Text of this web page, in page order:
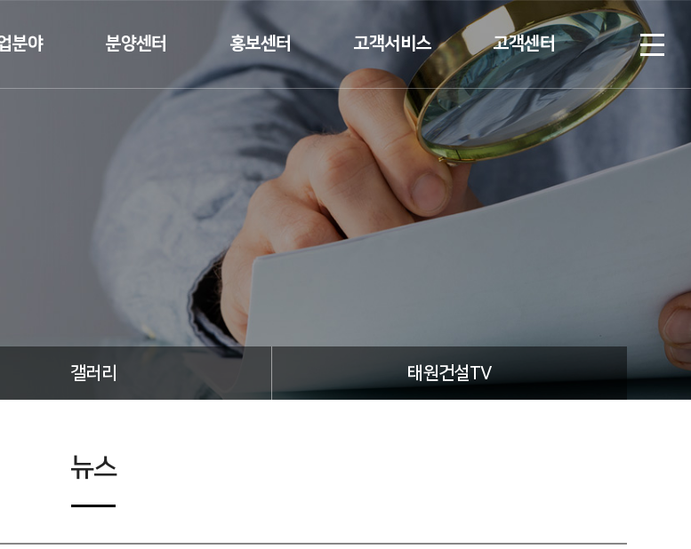
분야 분양센터 홍보센터
뉴스
갤러리
태원건설TV
고객서비스
계약고객
입주고객
C/S안내
고객센터
협력업체 등록
Q&A
갤러리 태원건설TV
뉴스